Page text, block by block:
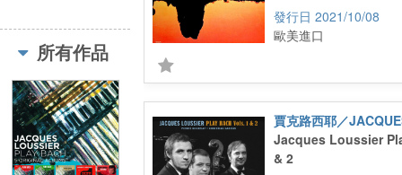
所有作品
2021/10/08
歐美進口
賈克路西耶／
Jacques Loussier
& 2